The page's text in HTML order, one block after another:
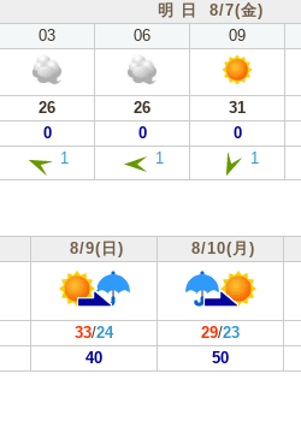
明 日 8/7(金)
03 06 09
26 26 31
0 0 0
1 1 1
8/9(日) 8/10(月)
33/24 29/23
40 50